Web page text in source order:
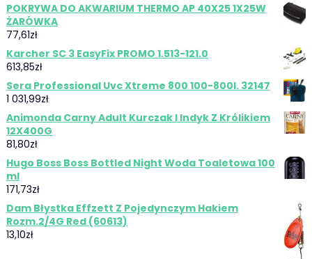
POKRYWA DO AKWARIUM THERMO AP 40X25 1X25W
ŻARÓWKA
77,61zł
Karcher SC 3 EasyFix PROMO 1.513-121.0
613,85zł
Sera Professional Uvc Xtreme 800 100-800l. 32147
1 031,99zł
Animonda Carny Adult Kurczak I Indyk Z Królikiem
12X400G
81,80zł
Hugo Boss Boss Bottled Night Woda Toaletowa 100
ml
171,73zł
Dam Błystka Effzett Z Pojedynczym Hakiem
Rozm.2/4G Red (60613)
13,10zł